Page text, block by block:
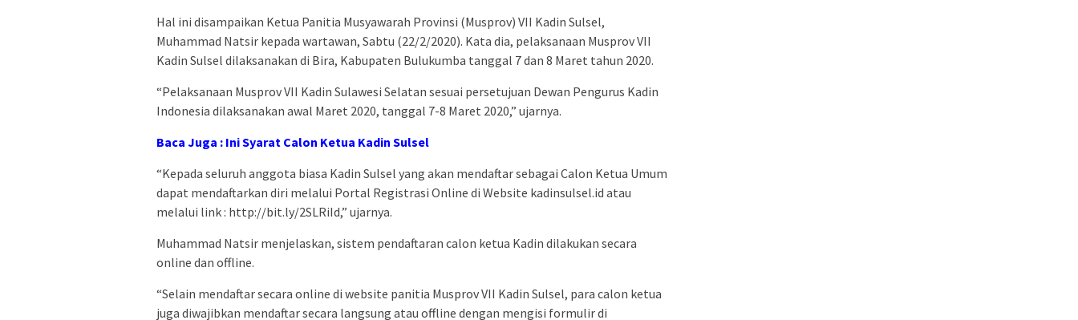
Hal ini disampaikan Ketua Panitia Musyawarah Provinsi (Musprov) VII Kadin Sulsel,
Muhammad Natsir kepada wartawan, Sabtu (22/2/2020). Kata dia, pelaksanaan Musprov VII
Kadin Sulsel dilaksanakan di Bira, Kabupaten Bulukumba tanggal 7 dan 8 Maret tahun 2020.
“Pelaksanaan Musprov VII Kadin Sulawesi Selatan sesuai persetujuan Dewan Pengurus Kadin
Indonesia dilaksanakan awal Maret 2020, tanggal 7-8 Maret 2020,” ujarnya.
Baca Juga : Ini Syarat Calon Ketua Kadin Sulsel
“Kepada seluruh anggota biasa Kadin Sulsel yang akan mendaftar sebagai Calon Ketua Umum
dapat mendaftarkan diri melalui Portal Registrasi Online di Website kadinsulsel.id atau
melalui link : http://bit.ly/2SLRiId,” ujarnya.
Muhammad Natsir menjelaskan, sistem pendaftaran calon ketua Kadin dilakukan secara
online dan offline.
“Selain mendaftar secara online di website panitia Musprov VII Kadin Sulsel, para calon ketua
juga diwajibkan mendaftar secara langsung atau offline dengan mengisi formulir di